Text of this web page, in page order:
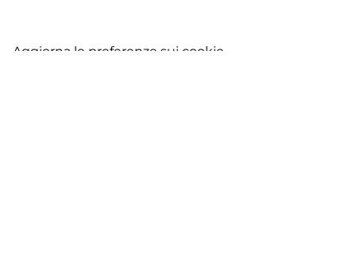
Aggiorna le preferenze sui cookie